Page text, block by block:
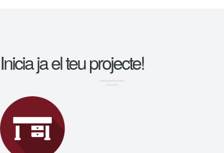
Inicia ja el teu projecte!